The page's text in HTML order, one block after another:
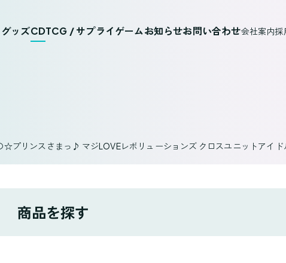
グッズCDTCG / サプライゲームお知らせお問い合わせ会社案内採
☆プリンスさまっ♪ マジLOVEレボリューションズ クロスユニットアイド
商品を探す